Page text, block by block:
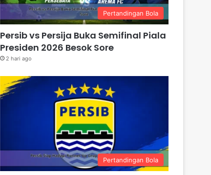
Pertandingan Bola
Persib vs Persija Buka Semifinal Piala
Presiden 2026 Besok Sore
2 hari ago
Pertandingan Bola